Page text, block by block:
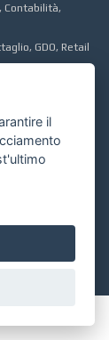
Contabilità,
GDO, Retail
il